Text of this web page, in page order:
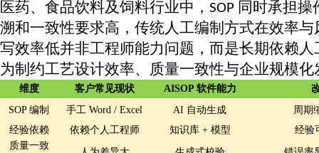
医药、食品饮料及饲料行业中， SOP 同时承担操
溯和一致性要求高，传统人工编制方式在效率
写效率低并非工程师能力问题，而是长期依赖
为制约工艺设计效率、质量一致性与企业规模
维度 客户常见现状 AISOP 软件能力
SOP 编制
手工 Word / Excel AI 自动生成
周期
经验依赖
依赖个人工程师 知识库 + 模型
经验
质量一致